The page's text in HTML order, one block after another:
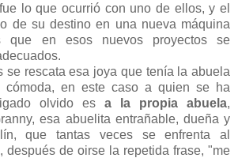
lo que ocurrió con uno de ellos, y el
de su destino en una nueva máquina
que en esos nuevos proyectos se
se rescata esa joya que tenía la abuela
en este caso a quien se ha
olvido es a la propia abuela,
esa abuelita entrañable, dueña y
que tantas veces se enfrenta al
después de oirse la repetida frase, "me